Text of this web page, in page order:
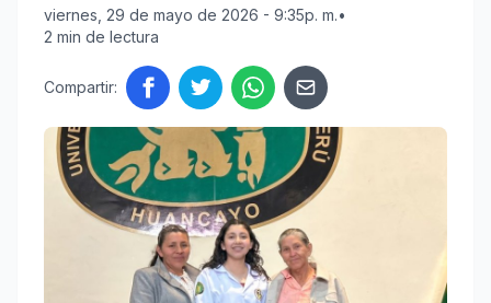
viernes, 29 de mayo de 2026 - 9:35p. m.•
2 min de lectura
Compartir: